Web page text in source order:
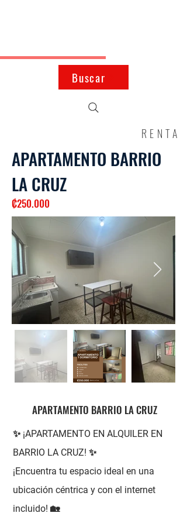
Buscar
RENTA
APARTAMENTO BARRIO
LA CRUZ
₡250.000
APARTAMENTO BARRIO LA CRUZ
✨ ¡APARTAMENTO EN ALQUILER EN
BARRIO LA CRUZ! ✨
¡Encuentra tu espacio ideal en una
ubicación céntrica y con el internet
incluido! 🏡